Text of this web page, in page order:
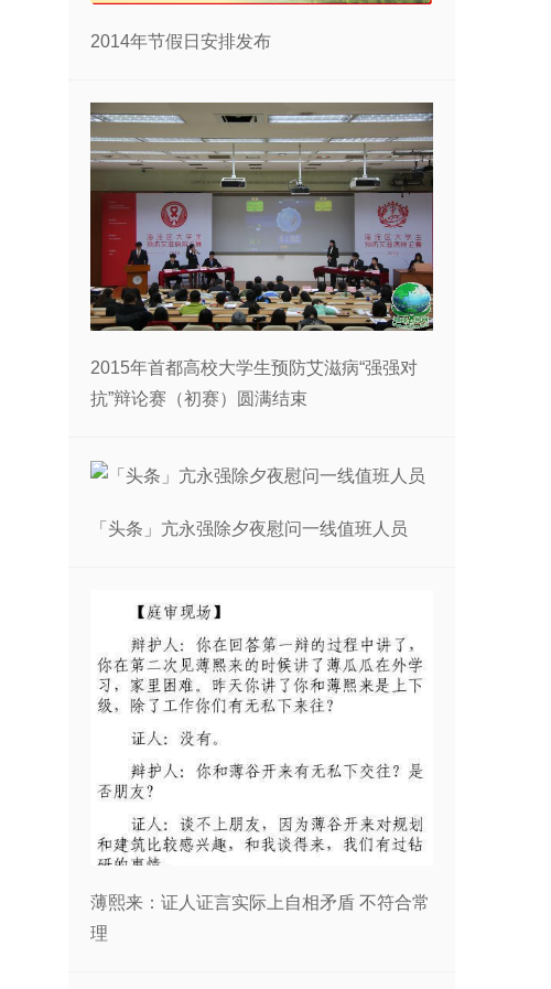
2014年节假日安排发布
2015年首都高校大学生预防艾滋病“强强对
抗”辩论赛（初赛）圆满结束
「头条」亢永强除夕夜慰问一线值班人员
薄熙来：证人证言实际上自相矛盾 不符合常
理